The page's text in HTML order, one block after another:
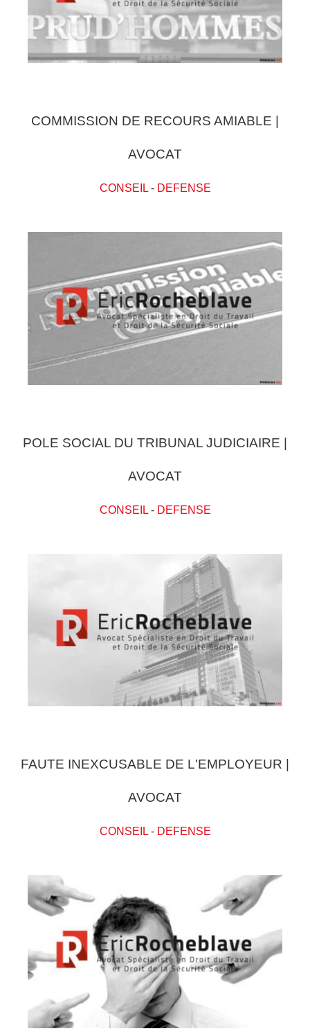
COMMISSION DE RECOURS AMIABLE |
AVOCAT
CONSEIL- DEFENSE
POLE SOCIAL DU TRIBUNAL JUDICIAIRE |
AVOCAT
CONSEIL- DEFENSE
FAUTE INEXCUSABLE DE L'EMPLOYEUR |
AVOCAT
CONSEIL- DEFENSE